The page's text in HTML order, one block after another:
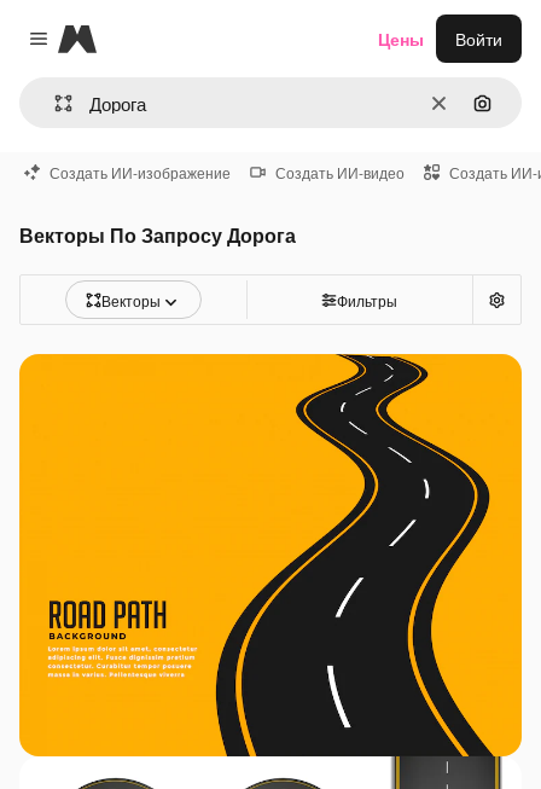
Close menu
Magnific
ОчиститьПоиск
Цены Войти
Создать ИИ-изображение Создать ИИ-видео Создать ИИ-
Векторы По Запросу Дорога
Векторы Фильтры